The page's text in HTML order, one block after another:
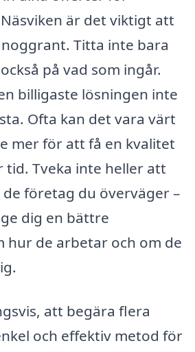
är det viktigt att
Titta inte bara
på vad som ingår.
billigaste lösningen inte
Ofta kan det vara värt
mer för att få en kvalitet
tid. Tveka inte heller att
företag du överväger –
dig en bättre
hur de arbetar och om de
att begära flera
och effektiv metod för